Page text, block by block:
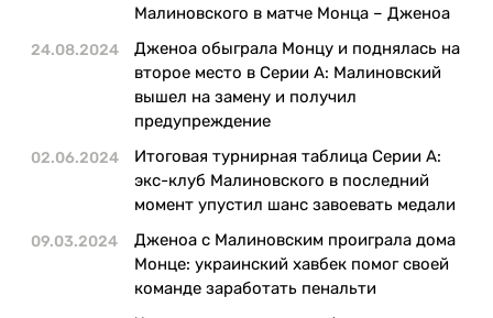
Малиновского в матче Монца – Дженоа
24.08.2024
Дженоа обыграла Монцу и поднялась на
второе место в Серии А: Малиновский
вышел на замену и получил
предупреждение
02.06.2024
Итоговая турнирная таблица Серии А:
экс-клуб Малиновского в последний
момент упустил шанс завоевать медали
09.03.2024
Дженоа с Малиновским проиграла дома
Монце: украинский хавбек помог своей
команде заработать пенальти